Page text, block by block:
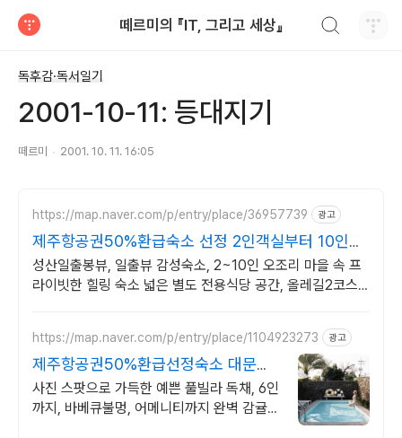
떼르미의 『IT, 그리고 세상』
독후감·독서일기
2001-10-11: 등대지기
떼르미 2001. 10. 11. 16:05
https://map.naver.com/p/entry/place/36957739 광고
제주항공권50%환급숙소 선정 2인객실부터 10인객
실 구성
성산일출봉뷰, 일출뷰 감성숙소, 2~10인 오조리 마을 속 프
라이빗한 힐링 숙소 넓은 별도 전용식당 공간, 올레길2코스
https://map.naver.com/p/entry/place/1104923273 광고
제주항공권50%환급선정숙소 대문을
여는 순간 예쁨 가득
사진 스팟으로 가득한 예쁜 풀빌라 독채, 6인
까지, 바베큐불멍, 어메니티까지 완벽 감귤로